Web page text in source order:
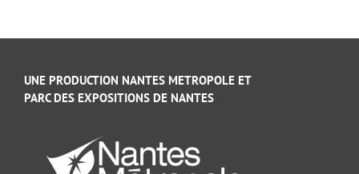
UNE PRODUCTION NANTES METROPOLE ET
PARC DES EXPOSITIONS DE NANTES